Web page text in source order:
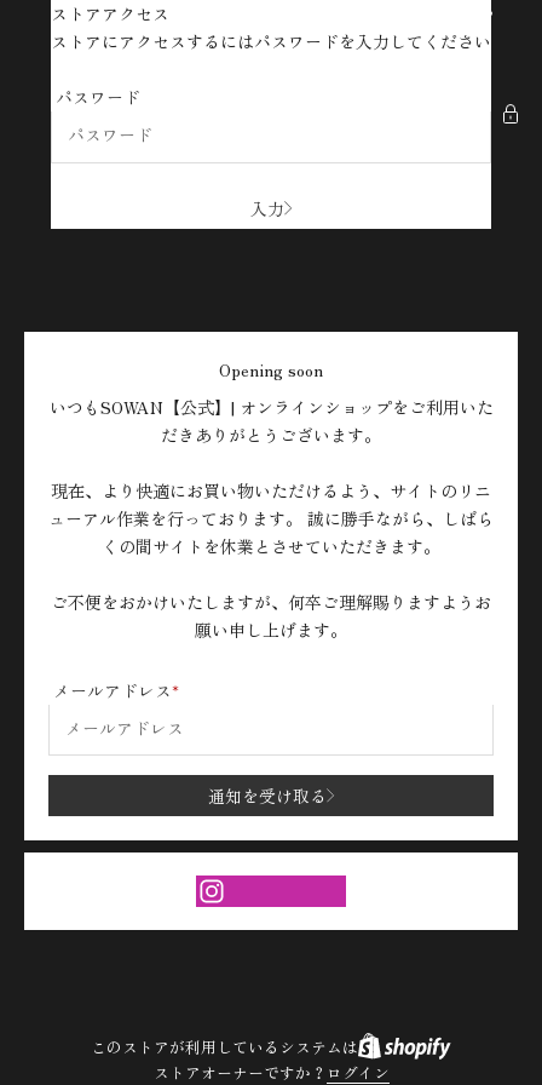
コンテンツへスキップ
SOWAN【公式】| オンラインショップ
ストアアクセス
ストアにアクセスするにはパスワードを入力してください
パスワード
入力
Opening soon
いつもSOWAN【公式】| オンラインショップをご利用いた
だきありがとうございます。
現在、より快適にお買い物いただけるよう、サイトのリニ
ューアル作業を行っております。 誠に勝手ながら、しばら
くの間サイトを休業とさせていただきます。
ご不便をおかけいたしますが、何卒ご理解賜りますようお
願い申し上げます。
メールアドレス
通知を受け取る
このストアが利用しているシステムは
ストアオーナーですか？ ログイン